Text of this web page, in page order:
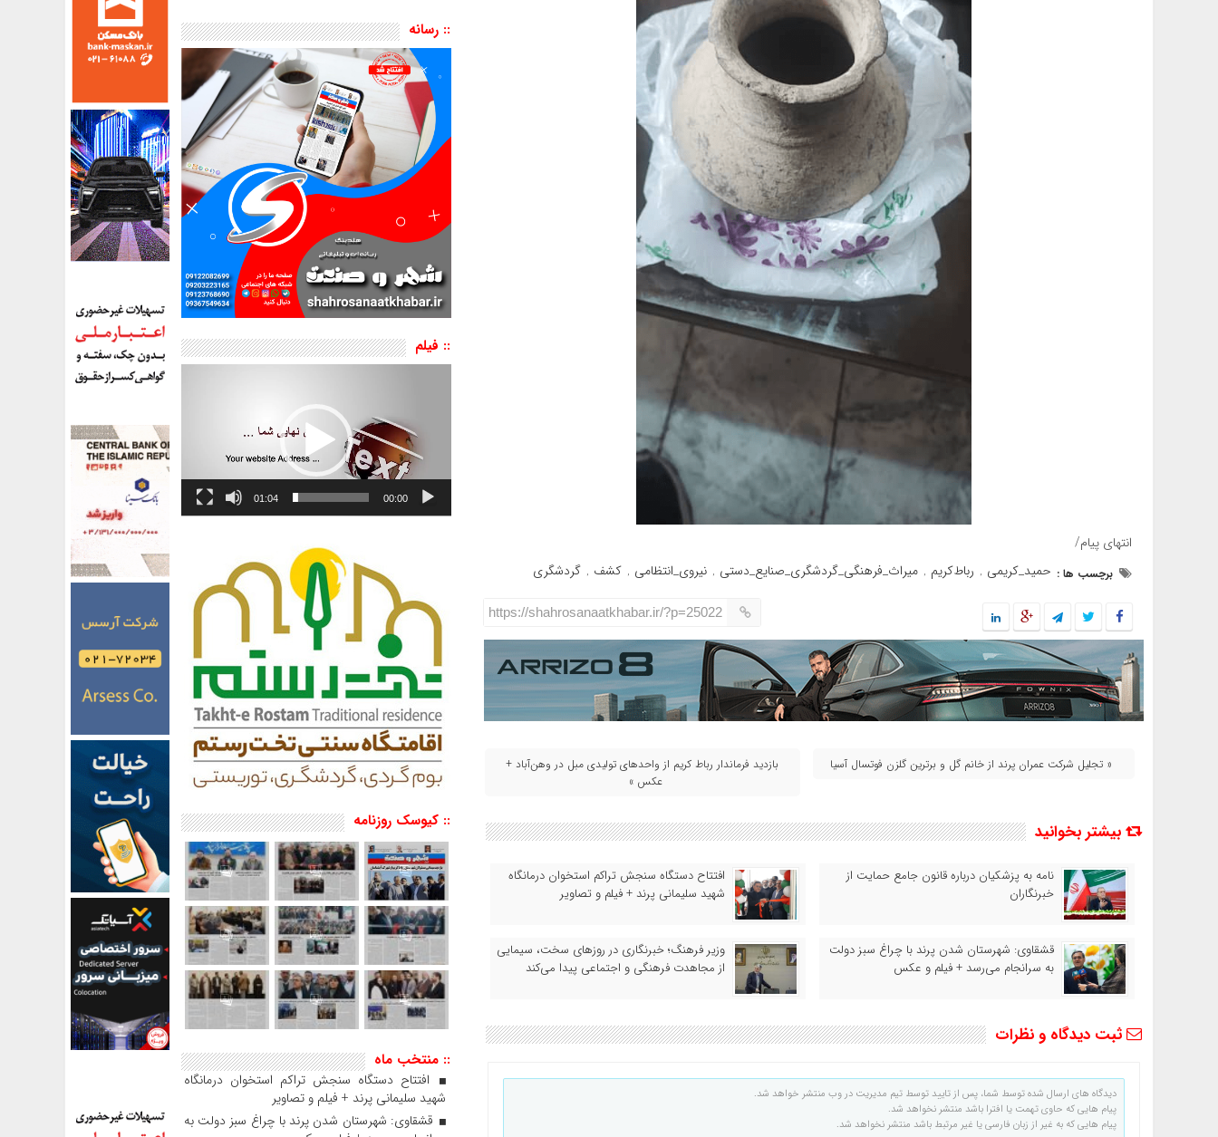
انتهای پیام/
برچسب ها : حمید_کریمی , رباط‌کریم , میراث_فرهنگی_گردشگری_صنایع_دستی , نیروی_انتظامی , کشف , گردشگری
https://shahrosanaatkhabar.ir/?p=25022
« تجلیل شرکت عمران پرند از خانم گل و برترین گلزن فوتسال آسیا
بازدید فرماندار رباط کریم از واحدهای تولیدی مبل در وهن‌آباد +
عکس »
بیشتر بخوانید
نامه به پزشکیان درباره قانون جامع حمایت از
خبرنگاران
افتتاح دستگاه سنجش تراکم استخوان درمانگاه
شهید سلیمانی پرند + فیلم و تصاویر
قشقاوی: شهرستان شدن پرند با چراغ سبز دولت
به سرانجام می‌رسد + فیلم و عکس
وزیر فرهنگ؛ خبرنگاری در روزهای سخت، سیمایی
از مجاهدت فرهنگی و اجتماعی پیدا می‌کند
ثبت دیدگاه و نظرات
دیدگاه های ارسال شده توسط شما، پس از تایید توسط تیم مدیریت در وب منتشر خواهد شد.
پیام هایی که حاوی تهمت یا افترا باشد منتشر نخواهد شد.
پیام هایی که به غیر از زبان فارسی یا غیر مرتبط باشد منتشر نخواهد شد.
:: رسانه
:: فیلم
نمایشگر
00:00
01:04
:: کیوسک روزنامه
:: منتخب ماه
افتتاح دستگاه سنجش تراکم استخوان درمانگاه
شهید سلیمانی پرند + فیلم و تصاویر
قشقاوی: شهرستان شدن پرند با چراغ سبز دولت به